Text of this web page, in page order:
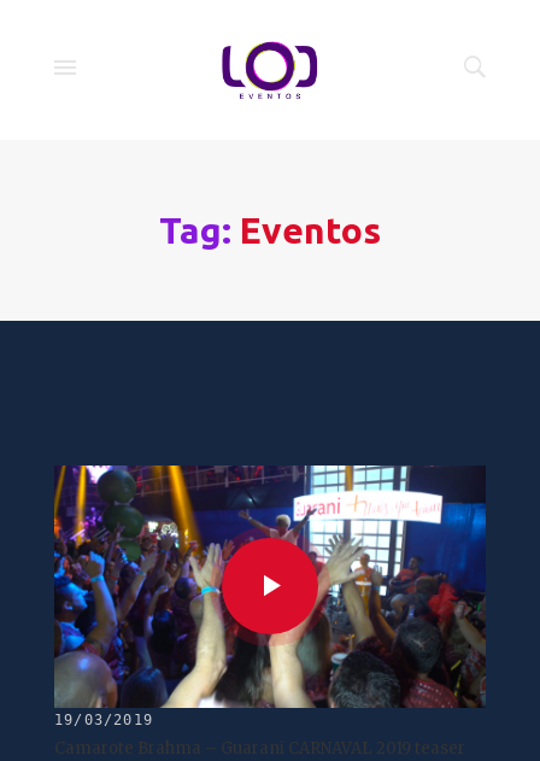
Tag: Eventos
19/03/2019
Camarote Brahma – Guarani CARNAVAL 2019 teaser